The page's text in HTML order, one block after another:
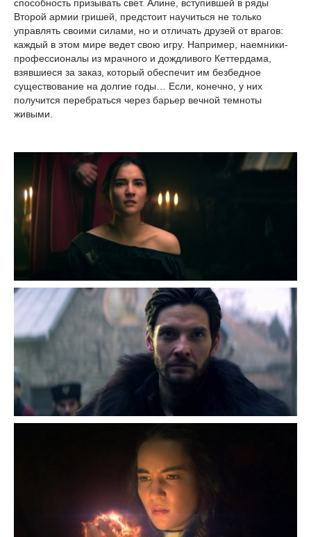
способность призывать свет. Алине, вступившей в ряды
Второй армии гришей, предстоит научиться не только
управлять своими силами, но и отличать друзей от врагов:
каждый в этом мире ведет свою игру. Например, наемники-
профессионалы из мрачного и дождливого Кеттердама,
взявшиеся за заказ, который обеспечит им безбедное
существование на долгие годы… Если, конечно, у них
получится перебраться через барьер вечной темноты
живыми.